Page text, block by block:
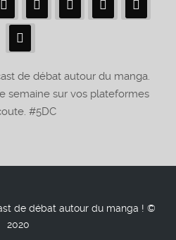
de débat autour du manga.
semaine sur vos plateformes
#5DC
de débat autour du manga ! ©
2020